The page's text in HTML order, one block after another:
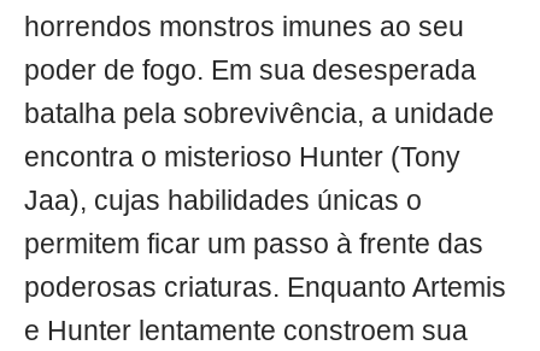
horrendos monstros imunes ao seu
poder de fogo. Em sua desesperada
batalha pela sobrevivência, a unidade
encontra o misterioso Hunter (Tony
Jaa), cujas habilidades únicas o
permitem ficar um passo à frente das
poderosas criaturas. Enquanto Artemis
e Hunter lentamente constroem sua